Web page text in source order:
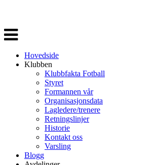
Veksle
navigasjon
Hovedside
Klubben
Klubbfakta Fotball
Styret
Formannen vår
Organisasjonsdata
Lagledere/trenere
Retningslinjer
Historie
Kontakt oss
Varsling
Blogg